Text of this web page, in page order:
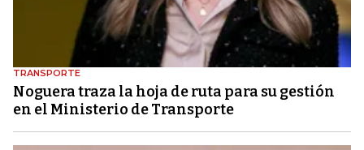
TRANSPORTE
Noguera traza la hoja de ruta para su gestión
en el Ministerio de Transporte